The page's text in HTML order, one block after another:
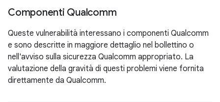
Componenti Qualcomm
Queste vulnerabilità interessano i componenti Qualcomm
e sono descritte in maggiore dettaglio nel bollettino o
nell'avviso sulla sicurezza Qualcomm appropriato. La
valutazione della gravità di questi problemi viene fornita
direttamente da Qualcomm.